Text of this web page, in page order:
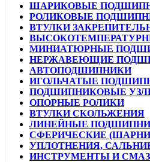
ШАРИКОВЫЕ
РОЛИКОВЫЕ
ВТУЛКИ
МИНИАТЮРНЫЕ
НЕРЖАВЕЮЩИЕ
АВТОПОДШИПНИКИ
ИГОЛЬЧАТЫЕ
ПОДШИПНИКОВЫЕ
ОПОРНЫЕ РОЛИКИ
ВТУЛКИ СКОЛЬЖЕНИЯ
ЛИНЕЙНЫЕ
СФЕРИЧЕСКИЕ
УПЛОТНЕНИЯ,
ИНСТРУМЕНТЫ И